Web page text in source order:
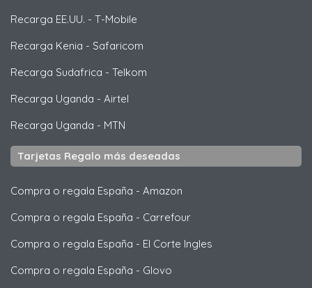
Recarga EE.UU. - T-Mobile
Recarga Kenia - Safaricom
Recarga Sudafrica - Telkom
Recarga Uganda - Airtel
Recarga Uganda - MTN
Tarjetas Regalo más deseadas
Compra o regala España - Amazon
Compra o regala España - Carrefour
Compra o regala España - El Corte Ingles
Compra o regala España - Glovo